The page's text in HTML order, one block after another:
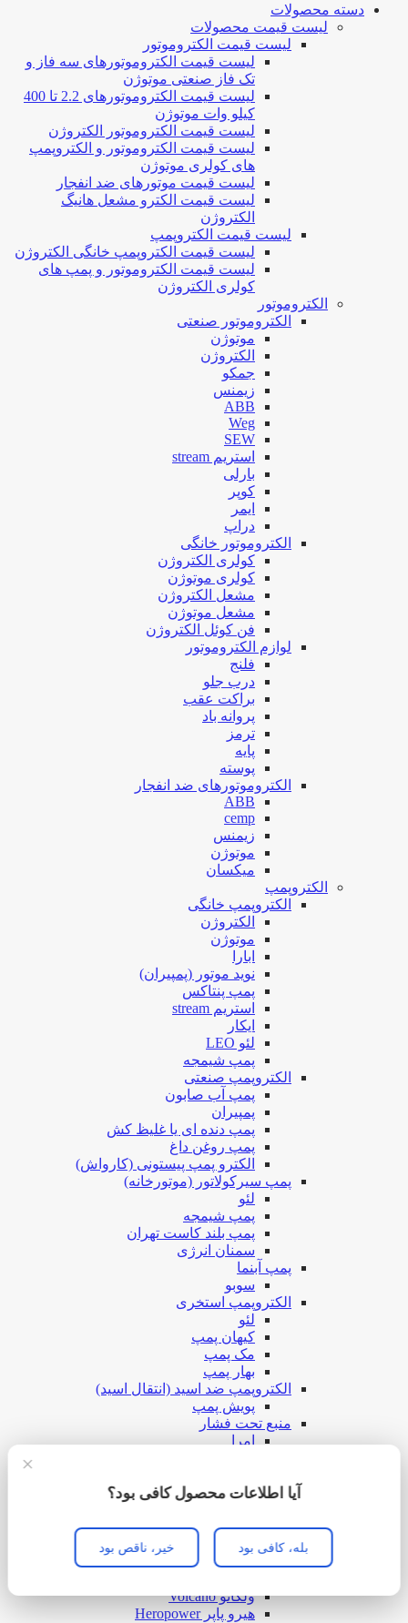
دسته محصولات
لیست قیمت محصولات
لیست قیمت الکتروموتور
لیست قیمت الکتروموتورهای سه فاز و
تک فاز صنعتی موتوژن
لیست قیمت الکتروموتورهای 2.2 تا 400
کیلو وات موتوژن
لیست قیمت الکتروموتور الکتروژن
لیست قیمت الکتروموتور و الکتروپمپ
های کولری موتوژن
لیست قیمت موتورهای ضد انفجار
لیست قیمت الکترو مشعل هانیگ
الکتروژن
لیست قیمت الکتروپمپ
لیست قیمت الکتروپمپ خانگی الکتروژن
لیست قیمت الکتروموتور و پمپ های
کولری الکتروژن
الکتروموتور
الکتروموتور صنعتی
موتوژن
الکتروژن
جمکو
زیمنس
ABB
Weg
SEW
استریم stream
بارلی
کوپر
ایمر
دراپ
الکتروموتور خانگی
کولری الکتروژن
کولری موتوژن
مشعل الکتروژن
مشعل موتوژن
فن کوئل الکتروژن
لوازم الکتروموتور
فلنج
درب جلو
براکت عقب
پروانه باد
ترمز
پایه
پوسته
الکتروموتورهای ضد انفجار
ABB
cemp
زیمنس
موتوژن
میکسان
الکتروپمپ
الکتروپمپ خانگی
الکتروژن
موتوژن
ابارا
نوید موتور (پمپیران)
پمپ پنتاکس
استریم stream
ایکار
لئو LEO
پمپ شیمجه
الکتروپمپ صنعتی
پمپ آب صابون
پمپیران
پمپ دنده ای یا غلیظ کش
پمپ روغن داغ
الکترو پمپ پیستونی (کارواش)
پمپ سیرکولاتور (موتورخانه)
لئو
پمپ شیمجه
پمپ بلند کاست تهران
سمنان انرژی
پمپ آبنما
سوبو
الکتروپمپ استخری
لئو
کیهان پمپ
مک پمپ
بهار پمپ
الکتروپمپ ضد اسید (انتقال اسید)
پویش پمپ
منبع تحت فشار
امرا
واتس
لوازم الکتروپمپ
دیزل ژنراتور و موتور برق
دیزل ژنراتور و موتور برق تکفاز
ولکانو Volcano
هیرو پاپر Heropower
×
آیا اطلاعات محصول کافی بود؟
بله، کافی بود خیر، ناقص بود